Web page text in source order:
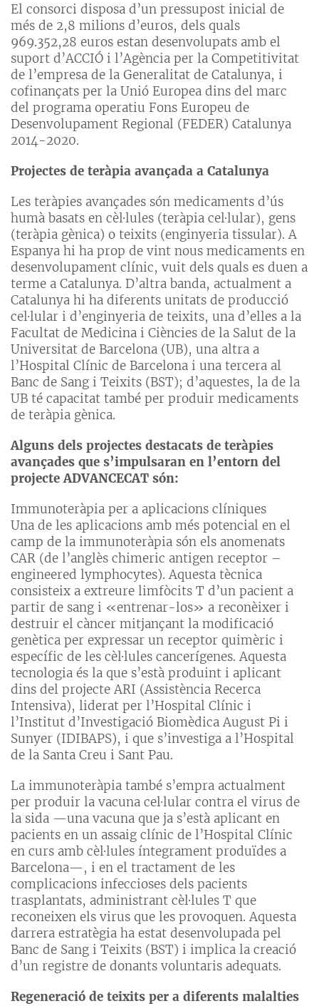
El consorci disposa d’un pressupost inicial de
més de 2,8 milions d’euros, dels quals
969.352,28 euros estan desenvolupats amb el
suport d’ACCIÓ i l’Agència per la Competitivitat
de l’empresa de la Generalitat de Catalunya, i
cofinançats per la Unió Europea dins del marc
del programa operatiu Fons Europeu de
Desenvolupament Regional (FEDER) Catalunya
2014-2020.
Projectes de teràpia avançada a Catalunya
Les teràpies avançades són medicaments d’ús
humà basats en cèl·lules (teràpia cel·lular), gens
(teràpia gènica) o teixits (enginyeria tissular). A
Espanya hi ha prop de vint nous medicaments en
desenvolupament clínic, vuit dels quals es duen a
terme a Catalunya. D’altra banda, actualment a
Catalunya hi ha diferents unitats de producció
cel·lular i d’enginyeria de teixits, una d’elles a la
Facultat de Medicina i Ciències de la Salut de la
Universitat de Barcelona (UB), una altra a
l’Hospital Clínic de Barcelona i una tercera al
Banc de Sang i Teixits (BST); d’aquestes, la de la
UB té capacitat també per produir medicaments
de teràpia gènica.
Alguns dels projectes destacats de teràpies
avançades que s’impulsaran en l’entorn del
projecte ADVANCECAT són:
Immunoteràpia per a aplicacions clíniques
Una de les aplicacions amb més potencial en el
camp de la immunoteràpia són els anomenats
CAR (de l’anglès chimeric antigen receptor –
engineered lymphocytes). Aquesta tècnica
consisteix a extreure limfòcits T d’un pacient a
partir de sang i «entrenar-los» a reconèixer i
destruir el càncer mitjançant la modificació
genètica per expressar un receptor quimèric i
específic de les cèl·lules cancerígenes. Aquesta
tecnologia és la que s’està produint i aplicant
dins del projecte ARI (Assistència Recerca
Intensiva), liderat per l’Hospital Clínic i
l’Institut d’Investigació Biomèdica August Pi i
Sunyer (IDIBAPS), i que s’investiga a l’Hospital
de la Santa Creu i Sant Pau.
La immunoteràpia també s’empra actualment
per produir la vacuna cel·lular contra el virus de
la sida —una vacuna que ja s’està aplicant en
pacients en un assaig clínic de l’Hospital Clínic
en curs amb cèl·lules íntegrament produïdes a
Barcelona—, i en el tractament de les
complicacions infeccioses dels pacients
trasplantats, administrant cèl·lules T que
reconeixen els virus que les provoquen. Aquesta
darrera estratègia ha estat desenvolupada pel
Banc de Sang i Teixits (BST) i implica la creació
d’un registre de donants voluntaris adequats.
Regeneració de teixits per a diferents malalties